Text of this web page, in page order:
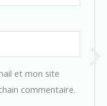
et mon site
commentaire.